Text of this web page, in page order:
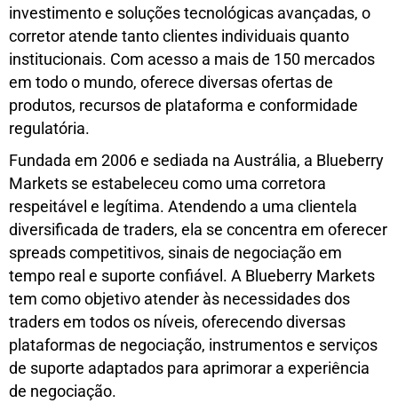
investimento e soluções tecnológicas avançadas, o
corretor atende tanto clientes individuais quanto
institucionais. Com acesso a mais de 150 mercados
em todo o mundo, oferece diversas ofertas de
produtos, recursos de plataforma e conformidade
regulatória.
Fundada em 2006 e sediada na Austrália, a Blueberry
Markets se estabeleceu como uma corretora
respeitável e legítima. Atendendo a uma clientela
diversificada de traders, ela se concentra em oferecer
spreads competitivos, sinais de negociação em
tempo real e suporte confiável. A Blueberry Markets
tem como objetivo atender às necessidades dos
traders em todos os níveis, oferecendo diversas
plataformas de negociação, instrumentos e serviços
de suporte adaptados para aprimorar a experiência
de negociação.